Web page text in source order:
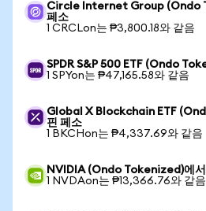
Circle Internet Group (Ondo
페소
1 CRCLon는 ₱3,800.18와 같음
SPDR S&P 500 ETF (Ondo
1 SPYon는 ₱47,165.58와 같음
Global X Blockchain ETF
핀 페소
1 BKCHon는 ₱4,337.69와 같음
NVIDIA (Ondo Tokenized)에
1 NVDAon는 ₱13,366.76와 같음